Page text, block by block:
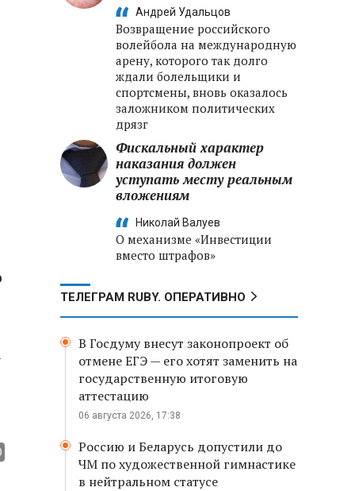
Андрей Удальцов
Возвращение российского
волейбола на международную
арену, которого так долго
ждали болельщики и
спортсмены, вновь оказалось
заложником политических
дрязг
Фискальный характер
наказания должен
уступать месту реальным
вложениям
Николай Валуев
О механизме «Инвестиции
вместо штрафов»
ТЕЛЕГРАМ RUBY. ОПЕРАТИВНО
В Госдуму внесут законопроект об
отмене ЕГЭ — его хотят заменить на
государственную итоговую
аттестацию
06 августа 2026, 17:38
Россию и Беларусь допустили до
ЧМ по художественной гимнастике
в нейтральном статусе